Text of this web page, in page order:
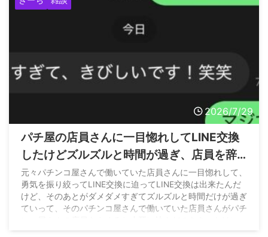
2026/7/29
パチ屋の店員さんに一目惚れしてLINE交換
したけどズルズルと時間が過ぎ、店員を辞
めると聞いたので久々に連絡取ってみた結
果www
元々パチンコ屋さんで働いていた店員さんに一目惚れして、
勇気を振り絞ってLINE交換に迫ってLINE交換は出来たんだ
けど、そのあとがダメダメすぎてズルズルと時間だけが過ぎ
ていって、そのパチンコ屋さんで働いていた店員さんがパチ